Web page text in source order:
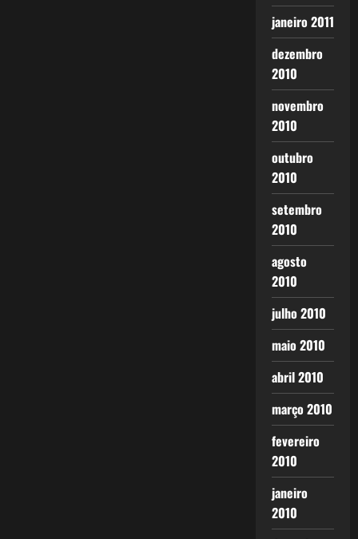
janeiro 2011
dezembro
2010
novembro
2010
outubro
2010
setembro
2010
agosto
2010
julho 2010
maio 2010
abril 2010
março 2010
fevereiro
2010
janeiro
2010